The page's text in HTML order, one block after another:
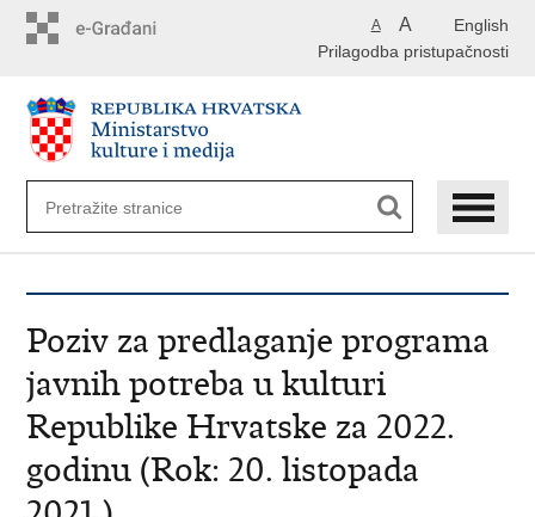
English
A A
Prilagodba pristupačnosti
Poziv za predlaganje programa
javnih potreba u kulturi
Republike Hrvatske za 2022.
godinu (Rok: 20. listopada